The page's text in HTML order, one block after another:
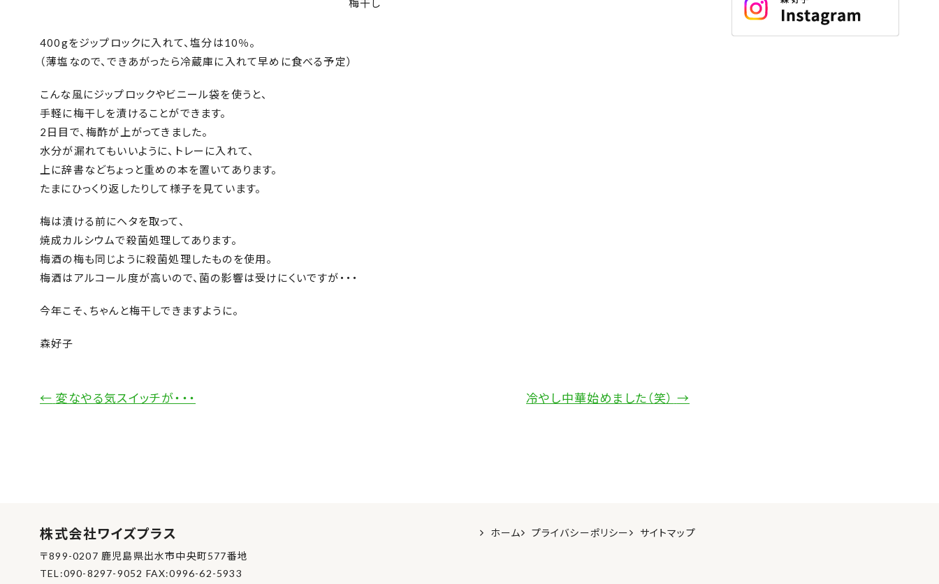
梅干し
400gをジップロックに入れて、塩分は10％。
（薄塩なので、できあがったら冷蔵庫に入れて早めに食べる予定）
こんな風にジップロックやビニール袋を使うと、
手軽に梅干しを漬けることができます。
2日目で、梅酢が上がってきました。
水分が漏れてもいいように、トレーに入れて、
上に辞書などちょっと重めの本を置いてあります。
たまにひっくり返したりして様子を見ています。
梅は漬ける前にヘタを取って、
焼成カルシウムで殺菌処理してあります。
梅酒の梅も同じように殺菌処理したものを使用。
梅酒はアルコール度が高いので、菌の影響は受けにくいですが・・・
今年こそ、ちゃんと梅干しできますように。
森好子
← 変なやる気スイッチが・・・ 冷やし中華始めました（笑） →
株式会社ワイズプラス
〒899-0207 鹿児島県出水市中央町577番地
TEL:090-8297-9052 FAX:0996-62-5933
ホーム プライバシーポリシー サイトマップ